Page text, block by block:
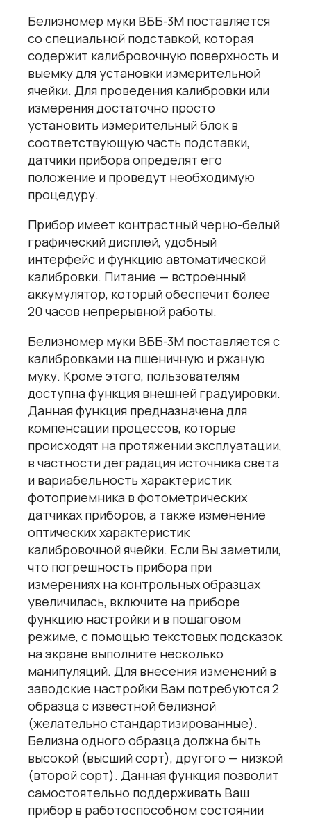
Белизномер муки ВББ-3М поставляется
со специальной подставкой, которая
содержит калибровочную поверхность и
выемку для установки измерительной
ячейки. Для проведения калибровки или
измерения достаточно просто
установить измерительный блок в
соответствующую часть подставки,
датчики прибора определят его
положение и проведут необходимую
процедуру.
Прибор имеет контрастный черно-белый
графический дисплей, удобный
интерфейс и функцию автоматической
калибровки. Питание — встроенный
аккумулятор, который обеспечит более
20 часов непрерывной работы.
Белизномер муки ВББ-3М поставляется с
калибровками на пшеничную и ржаную
муку. Кроме этого, пользователям
доступна функция внешней градуировки.
Данная функция предназначена для
компенсации процессов, которые
происходят на протяжении эксплуатации,
в частности деградация источника света
и вариабельность характеристик
фотоприемника в фотометрических
датчиках приборов, а также изменение
оптических характеристик
калибровочной ячейки. Если Вы заметили,
что погрешность прибора при
измерениях на контрольных образцах
увеличилась, включите на приборе
функцию настройки и в пошаговом
режиме, с помощью текстовых подсказок
на экране выполните несколько
манипуляций. Для внесения изменений в
заводские настройки Вам потребуются 2
образца с известной белизной
(желательно стандартизированные).
Белизна одного образца должна быть
высокой (высший сорт), другого — низкой
(второй сорт). Данная функция позволит
самостоятельно поддерживать Ваш
прибор в работоспособном состоянии